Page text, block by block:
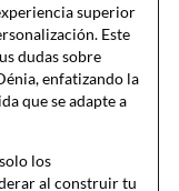
superior
Este
dudas sobre
enfatizando la
que se adapte a
los
al construir tu